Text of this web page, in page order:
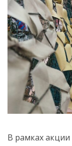
В рамках акции